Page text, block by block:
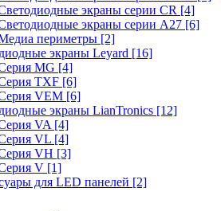
экраны серии CR [4]
экраны серии А27 [6]
периметры [2]
экраны Leyard [16]
MG [4]
TXF [6]
VEM [6]
экраны LianTronics [12]
VA [4]
VL [4]
VH [3]
V [1]
для LED панелей [2]